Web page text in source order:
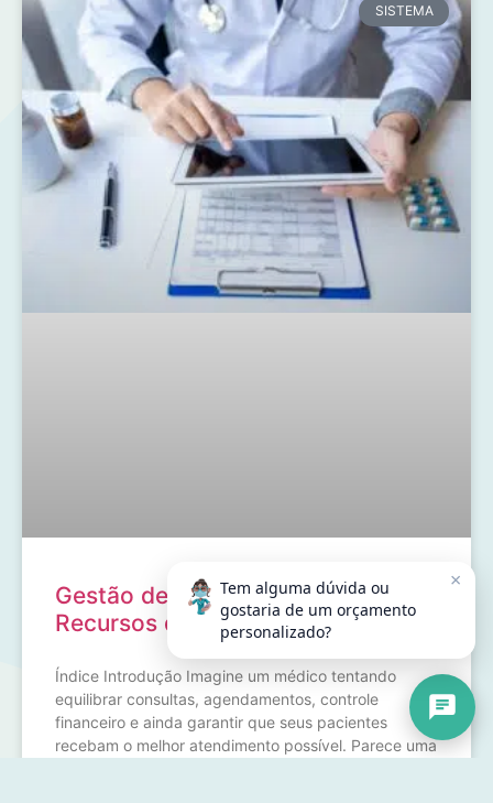
SISTEMA
Gestão de Clínicas: Principais
Recursos de um Sistema Online
Índice Introdução Imagine um médico tentando
equilibrar consultas, agendamentos, controle
financeiro e ainda garantir que seus pacientes
recebam o melhor atendimento possível. Parece uma
Tem alguma dúvida ou
gostaria de um orçamento
personalizado?
×